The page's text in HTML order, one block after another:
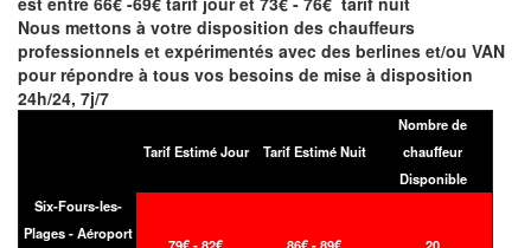
Nous mettons à votre disposition des chauffeurs
professionnels et expérimentés avec des berlines et/ou VAN
pour répondre à tous vos besoins de mise à disposition
24h/24, 7j/7
Tarif Estimé Jour Tarif Estimé Nuit
Nombre de
chauffeur
Disponible
Six-Fours-les-
Plages - Aéroport